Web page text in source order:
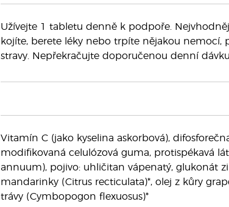
Užívejte 1 tabletu denně k podpoře.
kojíte, berete léky nebo trpíte nějakou nemocí,
stravy. Nepřekračujte doporučenou denní dávku.
Vitamín C (jako kyselina askorbová),
modifikovaná celulózová guma, protispékavá
annuum), pojivo: uhličitan vápenatý, glukonát
mandarinky (Citrus recticulata)*, olej z kůry
trávy (Cymbopogon flexuosus)*